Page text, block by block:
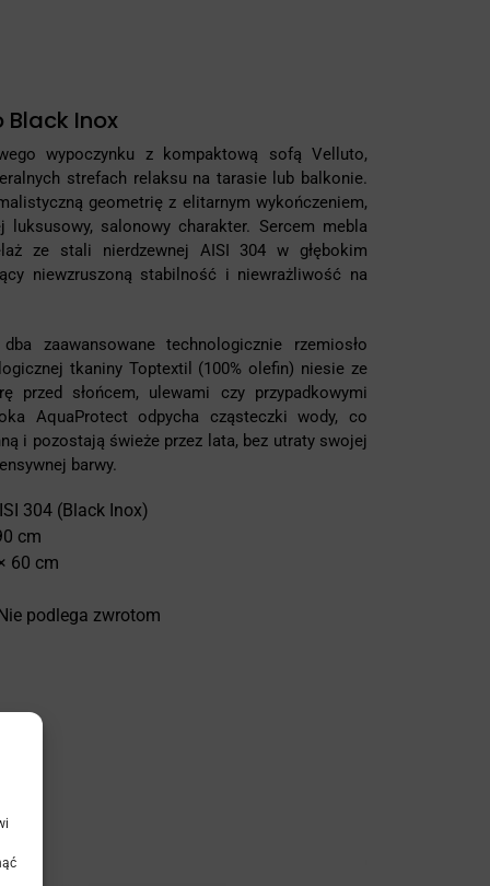
Inox
wypoczynku z kompaktową sofą Velluto,
strefach relaksu na tarasie lub balkonie.
geometrię z elitarnym wykończeniem,
luksusowy, salonowy charakter. Sercem mebla
ze stali nierdzewnej AISI 304 w głębokim
niewzruszoną stabilność i niewrażliwość na
zaawansowane technologicznie rzemiosło
tkaniny Toptextil (100% olefin) niesie ze
przed słońcem, ulewami czy przypadkowymi
AquaProtect odpycha cząsteczki wody, co
i pozostają świeże przez lata, bez utraty swojej
barwy.
304 (Black Inox)
cm
60 cm
podlega zwrotom